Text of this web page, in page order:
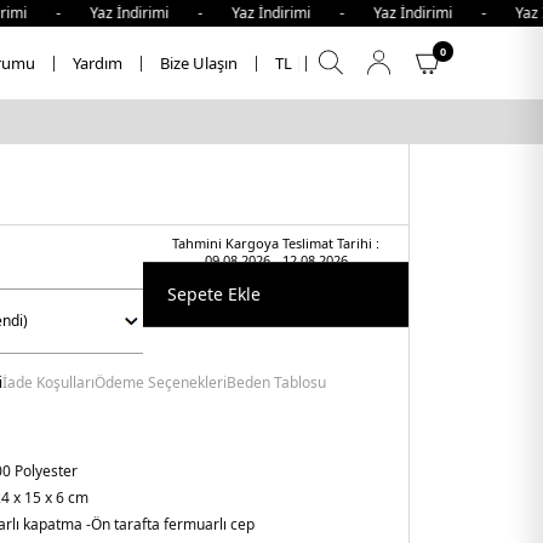
Yaz İndirimi - Yaz İndirimi - Yaz İndirimi -
Yardım Bize Ulaşın TL
0
Tahmini Kargoya Teslimat Tarihi :
09.08.2026 - 12.08.2026
Sepete Ekle
İade KoşullarıÖdeme SeçenekleriBeden Tablosu
Polyester
x 15 x 6 cm
kapatma -Ön tarafta fermuarlı cep